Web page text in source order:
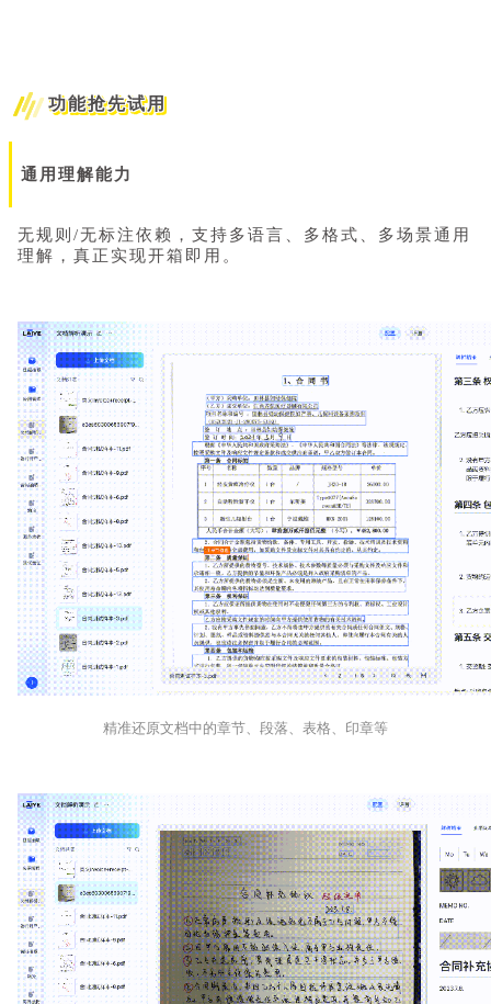
功能抢先试用
通用理解能力
无规则/无标注依赖，支持多语言、多格式、多场景通用
理解，真正实现开箱即用。
精准还原文档中的章节、段落、表格、印章等